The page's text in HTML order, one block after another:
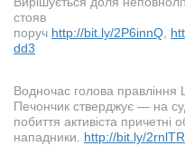
стояв
поруч http://bit.ly/2P6innQ,
dd3
Водночас голова
Печончик стверджує — на
побиття активіста причетні
нападники. http://bit.ly/